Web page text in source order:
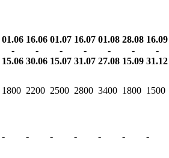
01.06
-
15.06
16.06
-
30.06
01.07
-
15.07
16.07
-
31.07
01.08
-
27.08
28.08
-
15.09
16.09
-
31.12
1800 2200 2500 2800 3400 1800 1500
- - - - - - -